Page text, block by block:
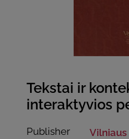
Tekstai ir
interaktyvios
Publisher